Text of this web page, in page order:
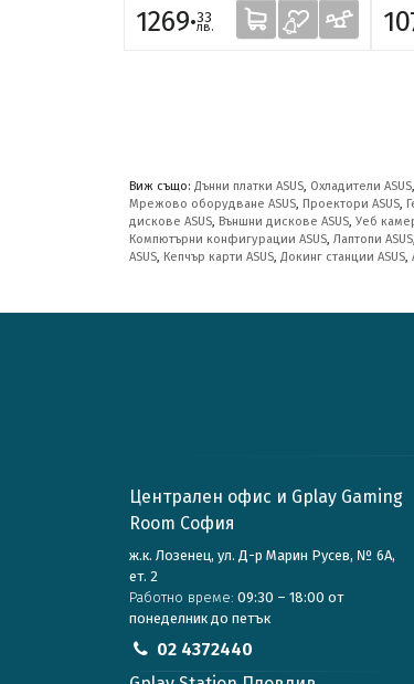
1269·33
лв.
Виж също: Дънни платки ASUS, Охладители ASUS,
Мрежово оборудване ASUS, Проектори ASUS,
дискове ASUS, Външни дискове ASUS, Уеб
Компютърни конфигурации ASUS, Лаптопи ASUS,
ASUS, Кепчър карти ASUS, Докинг станции ASUS,
Централен офис и Gplay Gaming
Room София
ж.к. Лозенец, ул. Д-р Марин Русев, № 6А,
ет. 2
Работно време: 09:30 – 18:00 от
понеделник до петък
02 4372440